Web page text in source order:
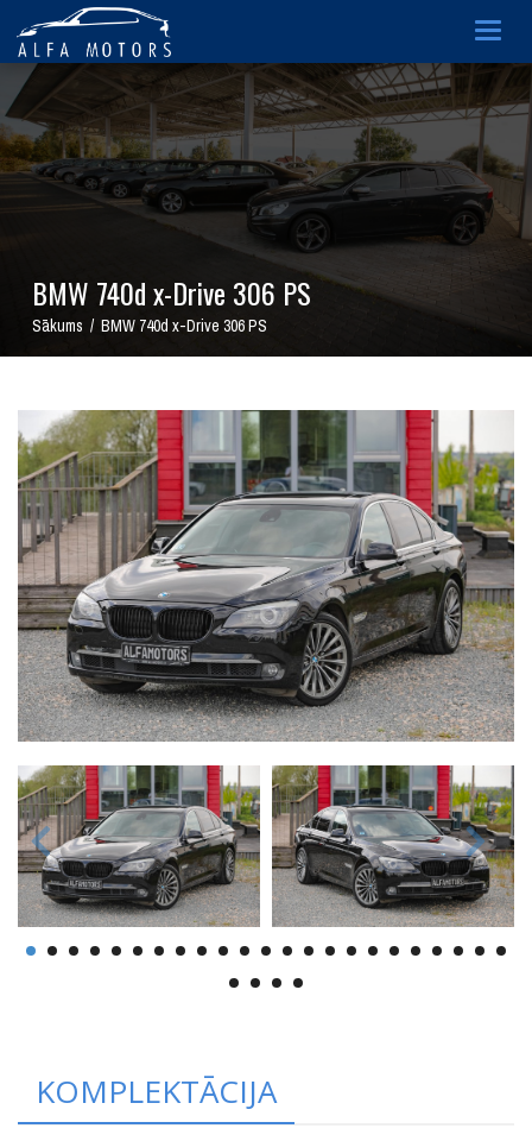
BMW 740d x-Drive 306 PS
Sākums / BMW 740d x-Drive 306 PS
KOMPLEKTĀCIJA